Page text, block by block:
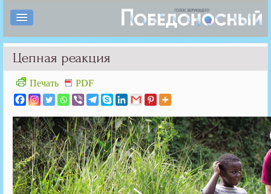
Цепная реакция
Печать PDF